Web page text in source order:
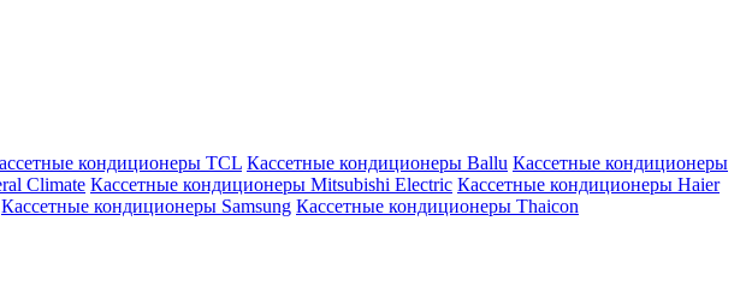
кондиционеры TCL Кассетные кондиционеры Ballu Кассетные кондиционеры
Climate Кассетные кондиционеры Mitsubishi Electric Кассетные кондиционеры Haier
Кассетные кондиционеры Samsung Кассетные кондиционеры Thaicon